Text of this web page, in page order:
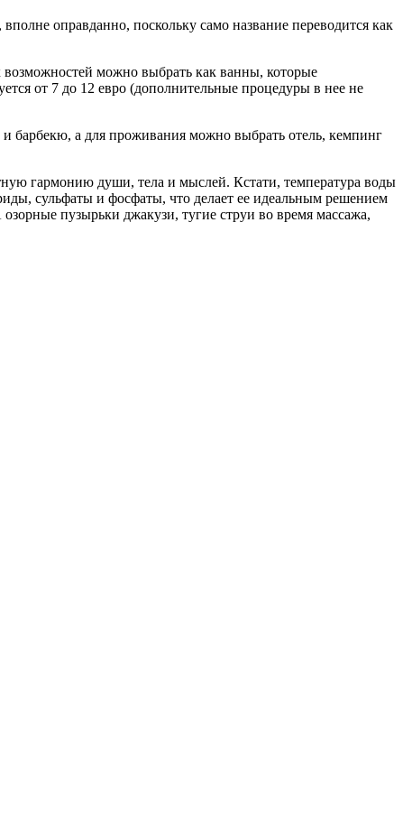
оправданно, поскольку само название переводится как
можно выбрать как ванны, которые
от 7 до 12 евро (дополнительные процедуры в нее не
барбекю, а для проживания можно выбрать отель, кемпинг
гармонию души, тела и мыслей. Кстати, температура воды
сульфаты и фосфаты, что делает ее идеальным решением
пузырьки джакузи, тугие струи во время массажа,